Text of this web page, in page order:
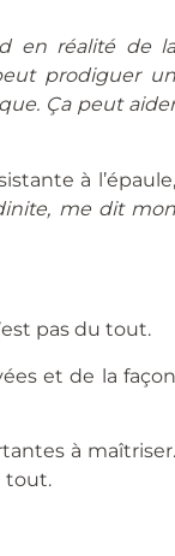
en réalité de la
prodiguer
Ça peut aider
à l’épaule,
me dit mon
pas du tout.
et de la façon
à maîtriser.
tout.